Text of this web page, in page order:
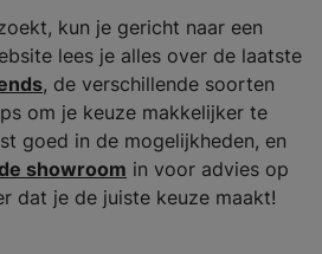
kun je gericht naar een
lees je alles over de laatste
, de verschillende soorten
om je keuze makkelijker te
goed in de mogelijkheden, en
showroom in voor advies op
dat je de juiste keuze maakt!